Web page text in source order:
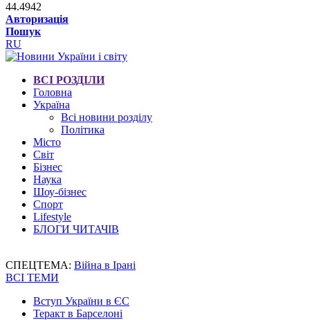
44.4942
Авторизація
Пошук
RU
ВСІ РОЗДІЛИ
Головна
Україна
Всі новини розділу
Політика
Місто
Світ
Бізнес
Наука
Шоу-бізнес
Спорт
Lifestyle
БЛОГИ ЧИТАЧІВ
СПЕЦТЕМА: Війна в Ірані
ВСІ ТЕМИ
Вступ України в ЄС
Теракт в Барселоні